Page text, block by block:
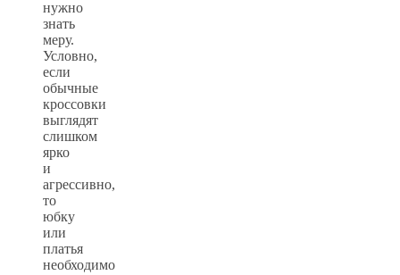
нужно
знать
меру.
Условно,
если
обычные
кроссовки
выглядят
слишком
ярко
и
агрессивно,
то
юбку
или
платья
необходимо